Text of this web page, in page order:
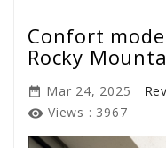
Confort
Rocky
 Mar 24, 2025
 Views : 3967